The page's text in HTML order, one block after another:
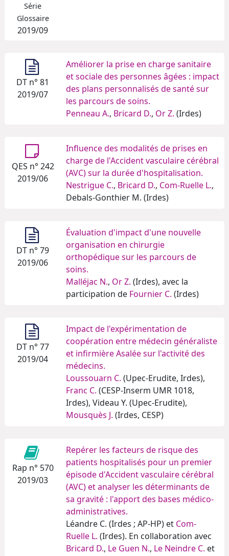
Série
Glossaire
2019/09
DT n° 81
2019/07
Améliorer la prise en charge sanitaire
et sociale des personnes âgées : impact
des plans personnalisés de santé sur
les parcours de soins.
Penneau A., Bricard D., Or Z. (Irdes)
QES n° 242
2019/06
Influence des modalités de prises en
charge de l'Accident vasculaire cérébral
(AVC) sur la durée d'hospitalisation.
Nestrigue C., Bricard D., Com-Ruelle L.,
Debals-Gonthier M. (Irdes)
DT n° 79
2019/06
Évaluation d'impact d'une nouvelle
organisation en chirurgie
orthopédique sur les parcours de
soins.
Malléjac N., Or Z. (Irdes), avec la
participation de Fournier C. (Irdes)
DT n° 77
2019/04
Impact de l'expérimentation de
coopération entre médecin généraliste
et infirmière Asalée sur l'activité des
médecins.
Loussouarn C. (Upec-Erudite, Irdes),
Franc C. (CESP-Inserm UMR 1018,
Irdes), Videau Y. (Upec-Erudite),
Mousquès J. (Irdes, CESP)
Rap n° 570
2019/03
Repérer les facteurs de risque des
patients hospitalisés pour un premier
épisode d'Accident vasculaire cérébral
(AVC) et analyser les déterminants de
sa gravité : l'apport des bases médico-
administratives.
Léandre C. (Irdes ; AP-HP) et Com-
Ruelle L. (Irdes). En collaboration avec
Bricard D., Le Guen N., Le Neindre C. et